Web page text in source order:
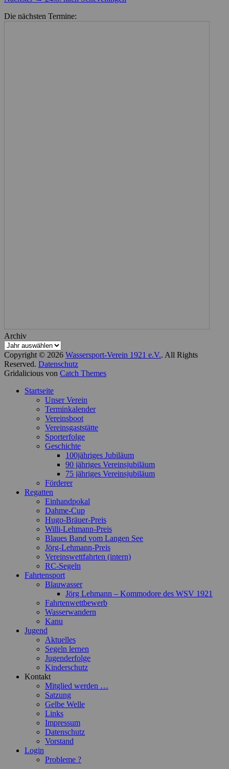
Die nächsten Termine:
Archiv
Copyright © 2026 Wassersport-Verein 1921 e.V.. All Rights
Reserved. Datenschutz
Gridalicious von Catch Themes
oben
Startseite
Unser Verein
Terminkalender
Vereinsboot
Vereinsgaststätte
Sporterfolge
Geschichte
100jähriges Jubiläum
90 jähriges Vereinsjubiläum
75 jähriges Vereinsjubiläum
Förderer
Regatten
Einhandpokal
Dahme-Cup
Hugo-Bräuer-Preis
Willi-Lehmann-Preis
Blaues Band vom Langen See
Jörg-Lehmann-Preis
Vereinswettfahrten (intern)
RC-Segeln
Fahrtensport
Blauwasser
Jörg Lehmann – Kommodore des WSV 1921
Fahrtenwettbewerb
Wasserwandern
Kanu
Jugend
Aktuelles
Segeln lernen
Jugenderfolge
Kinderschutz
Kontakt
Mitglied werden …
Satzung
Gelbe Welle
Links
Impressum
Datenschutz
Vorstand
Login
Probleme ?